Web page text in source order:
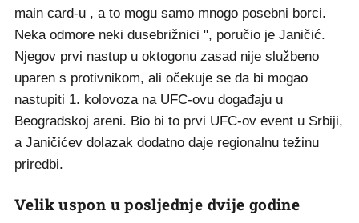
main card-u , a to mogu samo mnogo posebni borci.
Neka odmore neki dusebrižnici ", poručio je Janičić.
Njegov prvi nastup u oktogonu zasad nije službeno
uparen s protivnikom, ali očekuje se da bi mogao
nastupiti 1. kolovoza na UFC-ovu događaju u
Beogradskoj areni. Bio bi to prvi UFC-ov event u Srbiji,
a Janičićev dolazak dodatno daje regionalnu težinu
priredbi.
Velik uspon u posljednje dvije godine